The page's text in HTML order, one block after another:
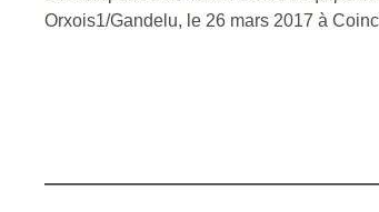
Orxois1/Gandelu, le 26 mars 2017 à